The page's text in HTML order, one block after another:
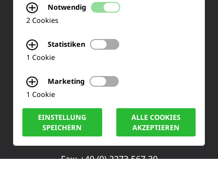
Ihre Meinung
50170 Kerpen
Tel.: +49 (0) 2273-567 0
Fax: +49 (0) 2273 567 30
Notwendig
2 Cookies
Statistiken
1 Cookie
Marketing
1 Cookie
EINSTELLUNG
SPEICHERN
ALLE COOKIES
AKZEPTIEREN